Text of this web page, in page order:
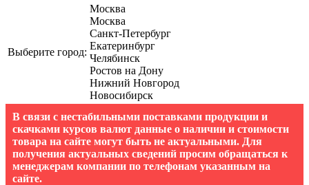
Выберите город:
Москва
Москва
Санкт-Петербург
Екатеринбург
Челябинск
Ростов на Дону
Нижний Новгород
Новосибирск
В связи с нестабильными поставками продукции и
скачками курсов валют данные о наличии и стоимости
товара на сайте могут быть не актуальными. Для
получения актуальных сведений просим обращаться к
менеджерам компании по телефонам указанным на
сайте.